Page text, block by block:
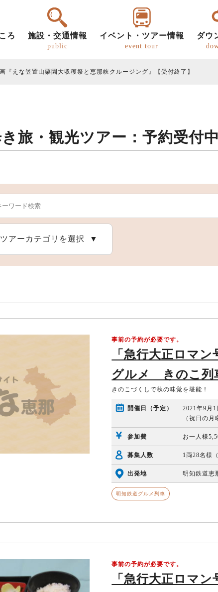
ろ 施設・交通情報
public
イベント・ツアー情報
event tour
ダウ
『えな笠置山栗園大収穫祭と恵那峡クルージング』【受付終了】
旅・観光ツアー：予約受付
ツアーカテゴリを選択
事前の予約が必要です。
「急行大正ロマ
グルメ きのこ列
きのこづくしで秋の味覚を堪能！
開催日（予定）
2021年9月
（祝日の月
参加費 お一人様
募集人数 1両28名様
出発地 明知鉄道恵
明知鉄道グルメ列車
事前の予約が必要です。
「急行大正ロマ